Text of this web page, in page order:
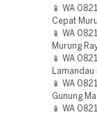
📱 WA
Cepat
📱 WA
Murung
📱 WA
📱 WA
Gunung
📱 WA